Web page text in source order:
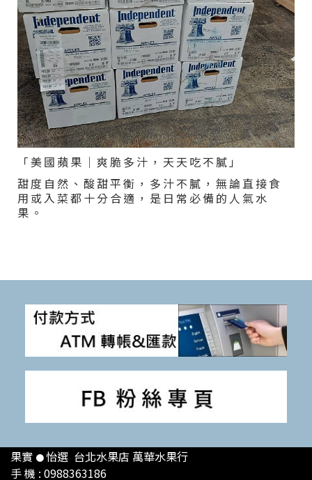
「美國蘋果｜爽脆多汁，天天吃不膩」
甜度自然、酸甜平衡，多汁不膩，無論直接食
用或入菜都十分合適，是日常必備的人氣水
果。
果實 ●怡選 台北水果店 萬華水果行
手 機 : 0988363186